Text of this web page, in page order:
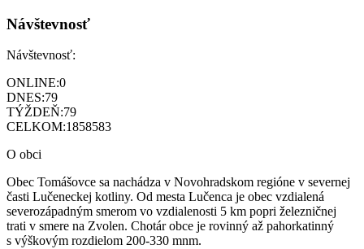
Návštevnosť
Návštevnosť:
ONLINE:0
DNES:79
TÝŽDEŇ:79
CELKOM:1858583
O obci
Obec Tomášovce sa nachádza v Novohradskom regióne v severnej
časti Lučeneckej kotliny. Od mesta Lučenca je obec vzdialená
severozápadným smerom vo vzdialenosti 5 km popri železničnej
trati v smere na Zvolen. Chotár obce je rovinný až pahorkatinný
s výškovým rozdielom 200-330 mnm.